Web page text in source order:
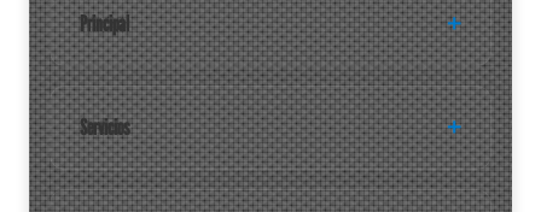
Principal
Servicios